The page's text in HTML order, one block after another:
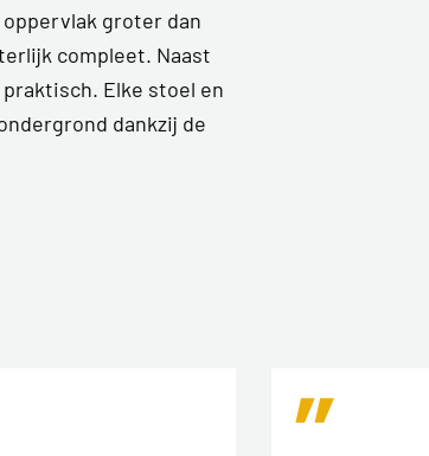
groter dan
compleet. Naast
Elke stoel en
dankzij de